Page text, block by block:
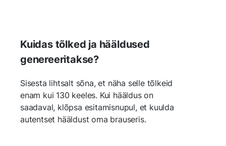
Kuidas tõlked ja hääldused
genereeritakse?
Sisesta lihtsalt sõna, et näha selle tõlkeid
enam kui 130 keeles. Kui hääldus on
saadaval, klõpsa esitamisnupul, et kuulda
autentset hääldust oma brauseris.